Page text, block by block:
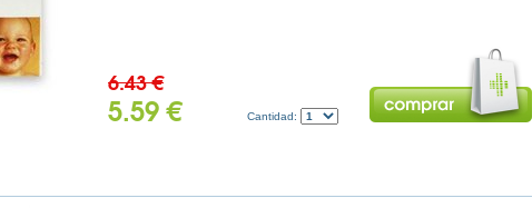
6.43 €
5.59 € Cantidad: